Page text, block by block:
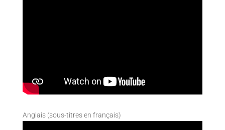
Anglais (sous-titres en français)